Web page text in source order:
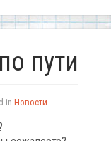
пути
in Новости